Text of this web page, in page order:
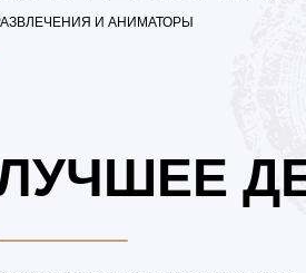
И АНИМАТОРЫ